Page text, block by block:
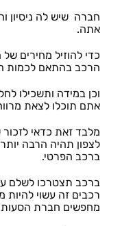
חברה שיש לה ניסיון
אתה.
כדי להוזיל מחירים
הרכב בהתאם לכמות
וכן במידה ותשכילו
אתם תוכלו לצאת
מלבד זאת כדאי
לצפון תהיה הרבה
ברכב הפרטי.
ברכב תצטרכו לשלם
רכבים זה עשוי
מחפשים חברת